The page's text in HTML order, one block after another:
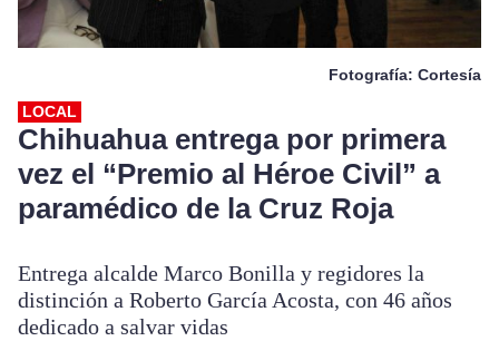
Fotografía: Cortesía
LOCAL
Chihuahua entrega por primera
vez el “Premio al Héroe Civil” a
paramédico de la Cruz Roja
Entrega alcalde Marco Bonilla y regidores la
distinción a Roberto García Acosta, con 46 años
dedicado a salvar vidas